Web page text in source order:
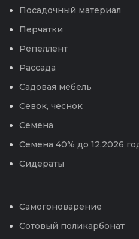
Посадочный материал
Перчатки
Репеллент
Рассада
Садовая мебель
Севок, чеснок
Семена
Семена 40% до 12.2026
Сидераты
Самогоноварение
Сотовый поликарбонат